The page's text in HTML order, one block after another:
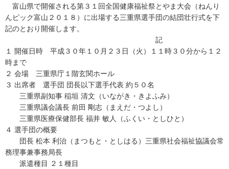
富山県で開催される第３１回全国健康福祉祭とやま大会（ねんり
んピック富山２０１８）に出場する三重県選手団の結団壮行式を下
記のとおり開催します。
記
１ 開催日時 平成３０年１０月２３日（火）１１時３０分から１２
時まで
２ 会場 三重県庁１階玄関ホール
３ 出席者 選手団 団長以下選手代表 約５０名
三重県副知事 稲垣 清文（いながき・きよふみ）
三重県議会議長 前田 剛志（まえだ・つよし）
三重県医療保健部長 福井 敏人（ふくい・としひと）
４ 選手団の概要
団長 松本 利治（まつもと・としはる）三重県社会福祉協議会常
務理事兼事務局長
派遣種目 ２１種目